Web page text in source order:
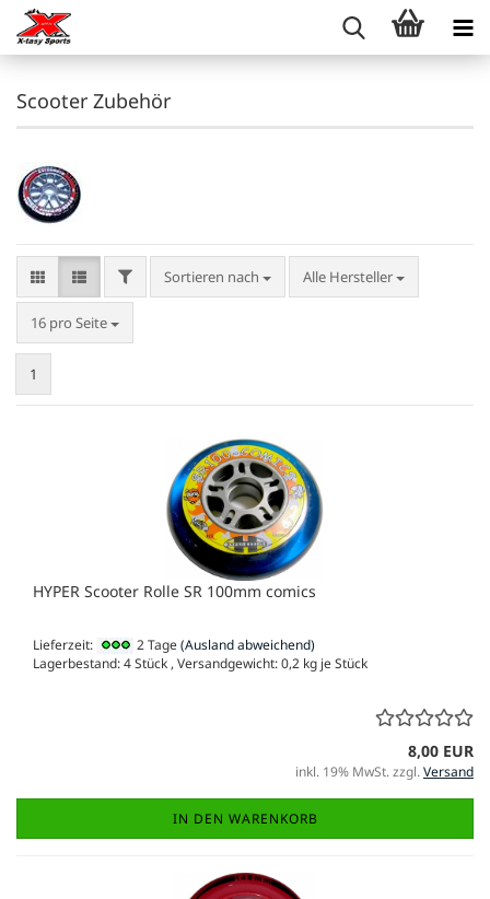
Scooter Zubehör
FILTERSortieren nach
Sortieren nach Alle Hersteller
16 pro Seite
pro Seite
1
HYPER Scooter Rolle SR 100mm comics
Lieferzeit: 2 Tage(Ausland abweichend)
Lagerbestand: 4 Stück , Versandgewicht:0,2 kg je Stück
8,00 EUR
inkl. 19% MwSt. zzgl.Versand
IN DEN WARENKORB